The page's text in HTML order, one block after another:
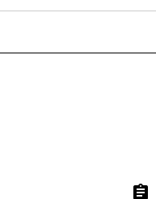
assignment